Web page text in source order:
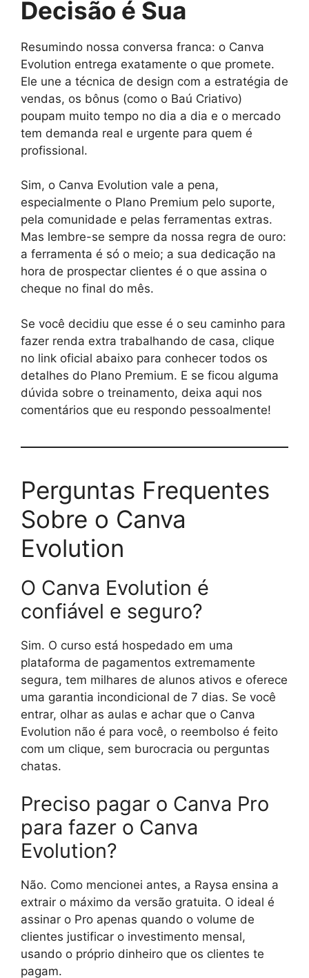
Decisão é Sua
Resumindo nossa conversa franca: o Canva
Evolution entrega exatamente o que promete.
Ele une a técnica de design com a estratégia de
vendas, os bônus (como o Baú Criativo)
poupam muito tempo no dia a dia e o mercado
tem demanda real e urgente para quem é
profissional.
Sim, o Canva Evolution vale a pena,
especialmente o Plano Premium pelo suporte,
pela comunidade e pelas ferramentas extras.
Mas lembre-se sempre da nossa regra de ouro:
a ferramenta é só o meio; a sua dedicação na
hora de prospectar clientes é o que assina o
cheque no final do mês.
Se você decidiu que esse é o seu caminho para
fazer renda extra trabalhando de casa, clique
no link oficial abaixo para conhecer todos os
detalhes do Plano Premium. E se ficou alguma
dúvida sobre o treinamento, deixa aqui nos
comentários que eu respondo pessoalmente!
Perguntas Frequentes
Sobre o Canva
Evolution
O Canva Evolution é
confiável e seguro?
Sim. O curso está hospedado em uma
plataforma de pagamentos extremamente
segura, tem milhares de alunos ativos e oferece
uma garantia incondicional de 7 dias. Se você
entrar, olhar as aulas e achar que o Canva
Evolution não é para você, o reembolso é feito
com um clique, sem burocracia ou perguntas
chatas.
Preciso pagar o Canva Pro
para fazer o Canva
Evolution?
Não. Como mencionei antes, a Raysa ensina a
extrair o máximo da versão gratuita. O ideal é
assinar o Pro apenas quando o volume de
clientes justificar o investimento mensal,
usando o próprio dinheiro que os clientes te
pagam.